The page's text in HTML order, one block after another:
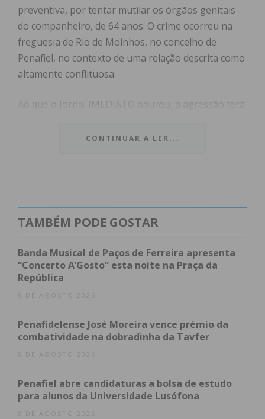
preventiva, por tentar mutilar os órgãos genitais
do companheiro, de 64 anos. O crime ocorreu na
freguesia de Rio de Moinhos, no concelho de
Penafiel, no contexto de uma relação descrita como
altamente conflituosa.
Ao que o Jornal IMEDIATO apurou, a agressão terá
partilhada pelo casal. Após mais uma discussão, a
obrigaram a assistência médica e internamento
Após receber alta, a vítima apresentou queixa
formal junto das autoridades, o que desencadeou a
detenção da mulher por parte da GNR. Presente a
lhe aplicada a medida de coação mais grave, a
prisão preventiva.
quatro anos, período marcado por episódios
recorrentes de agressões físicas e insultos verbais.
CONTINUAR A LER...
TAMBÉM PODE GOSTAR
Banda Musical de Paços de Ferreira apresenta
“Concerto A’Gosto” esta noite na Praça da
República
8 DE AGOSTO 2026
Penafidelense José Moreira vence prémio da
combatividade na dobradinha da Tavfer
8 DE AGOSTO 2026
Penafiel abre candidaturas a bolsa de estudo
para alunos da Universidade Lusófona
8 DE AGOSTO 2026